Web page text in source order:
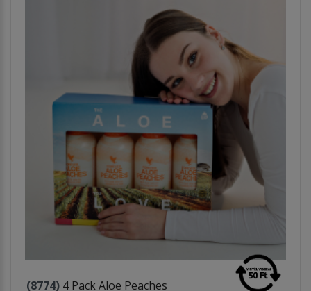
(8774) 4 Pack Aloe Peaches